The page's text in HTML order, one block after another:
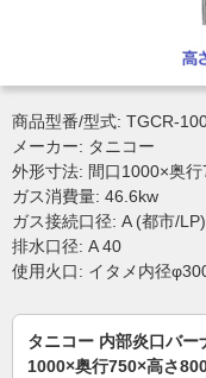
商品型番/型式: TGCR-
メーカー: タニコー
外形寸法: 間口1000×奥
ガス消費量: 46.6kw
ガス接続口径: A (都市/
排水口径: A 40
使用火口: イタメ内径
タニコー 内部炎口バ
1000×奥行750×高さ